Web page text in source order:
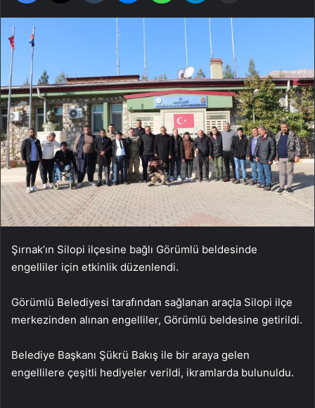
Şırnak’ın Silopi ilçesine bağlı Görümlü beldesinde
engelliler için etkinlik düzenlendi.
Görümlü Belediyesi tarafından sağlanan araçla Silopi ilçe
merkezinden alınan engelliler, Görümlü beldesine getirildi.
Belediye Başkanı Şükrü Bakış ile bir araya gelen
engellilere çeşitli hediyeler verildi, ikramlarda bulunuldu.